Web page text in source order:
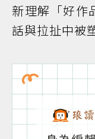
新理解「好作
話與拉扯中被